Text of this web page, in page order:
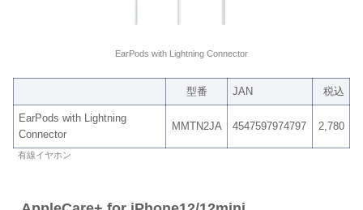
EarPods with Lightning Connector
型番 JAN 税込
EarPods with Lightning
Connector
MMTN2JA 4547597974797 2,780
有線イヤホン